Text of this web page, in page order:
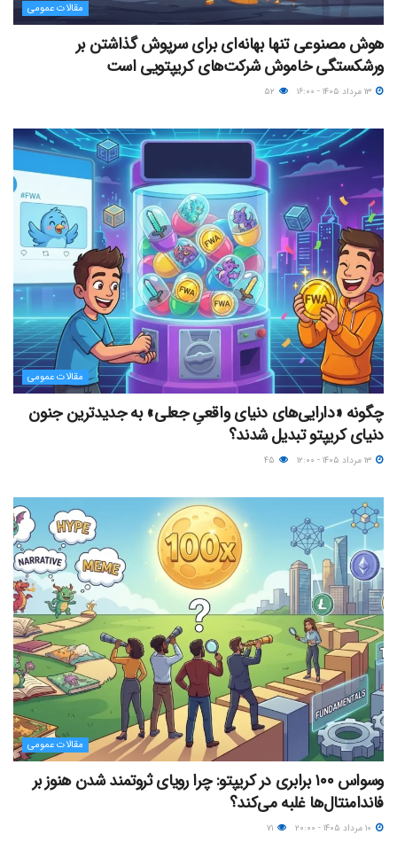
مقالات عمومی
هوش مصنوعی تنها بهانه‌ای برای سرپوش گذاشتن بر
ورشکستگی خاموش شرکت‌های کریپتویی است
مقالات عمومی
چگونه «دارایی‌های دنیای واقعیِ جعلی» به جدیدترین جنون
دنیای کریپتو تبدیل شدند؟
مقالات عمومی
وسواس ۱۰۰ برابری در کریپتو: چرا رویای ثروتمند شدن هنوز بر
فاندامنتال‌ها غلبه می‌کند؟